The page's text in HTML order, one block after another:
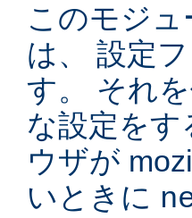
このモジ
は、 設定
す。 それ
な設定を
ウザが
いときに